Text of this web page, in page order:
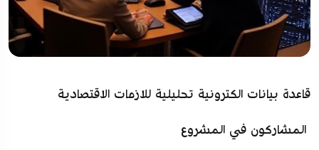
قاعدة بيانات الكترونية تحليلية للازمات الاقتصادية
المشاركون في المشروع